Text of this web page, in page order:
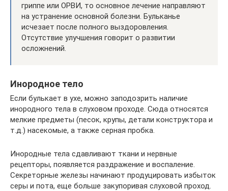
гриппе или ОРВИ, то основное лечение направляют
на устранение основной болезни. Бульканье
исчезает после полного выздоровления.
Отсутствие улучшения говорит о развитии
осложнений.
Инородное тело
Если булькает в ухе, можно заподозрить наличие
инородного тела в слуховом проходе. Сюда относятся
мелкие предметы (песок, крупы, детали конструктора и
т.д.) насекомые, а также серная пробка.
Инородные тела сдавливают ткани и нервные
рецепторы, появляется раздражение и воспаление.
Секреторные железы начинают продуцировать избыток
серы и пота, еще больше закупоривая слуховой проход.